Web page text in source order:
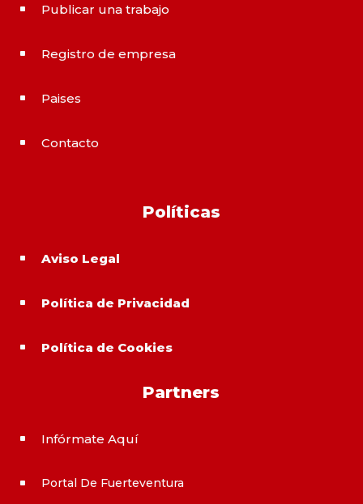
^ Publicar una trabajo
^ Registro de empresa
^ Paises
^ Contacto
Políticas
^ Aviso Legal
^ Política de Privacidad
^ Política de Cookies
Partners
^ Infórmate Aquí
^ Portal De Fuerteventura